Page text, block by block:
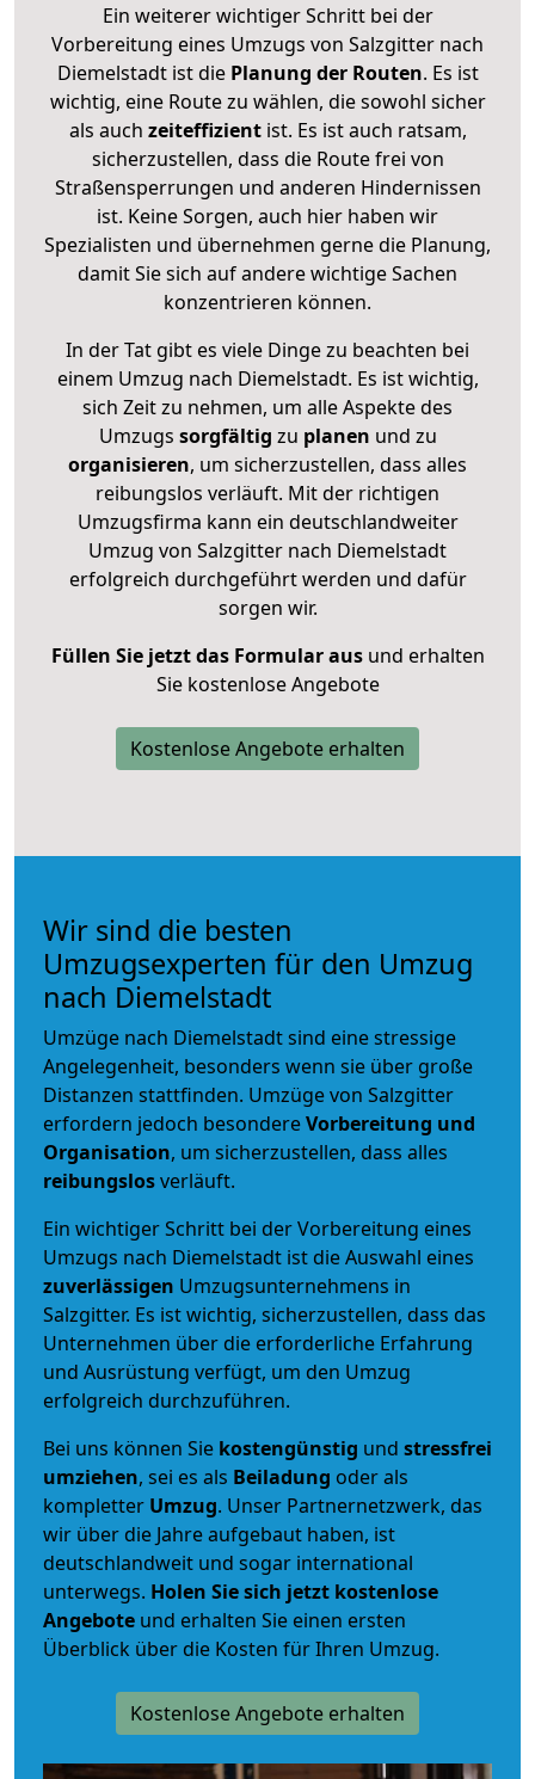
Ein weiterer wichtiger Schritt bei der
Vorbereitung eines Umzugs von Salzgitter nach
Diemelstadt ist diePlanung der Routen. Es ist
wichtig, eine Route zu wählen, die sowohl sicher
als auch zeiteffizientist. Es ist auch ratsam,
sicherzustellen, dass die Route frei von
Straßensperrungen und anderen Hindernissen
ist. Keine Sorgen, auch hier haben wir
Spezialisten und übernehmen gerne die Planung,
damit Sie sich auf andere wichtige Sachen
konzentrieren können.
In der Tat gibt es viele Dinge zu beachten bei
einem Umzug nach Diemelstadt. Es ist wichtig,
sich Zeit zu nehmen, um alle Aspekte des
Umzugs sorgfältig zu planen und zu
organisieren, um sicherzustellen, dass alles
reibungslos verläuft. Mit der richtigen
Umzugsfirma kann ein deutschlandweiter
Umzug von Salzgitter nach Diemelstadt
erfolgreich durchgeführt werden und dafür
sorgen wir.
Füllen Sie jetzt das Formular ausund erhalten
Sie kostenlose Angebote
Kostenlose Angebote erhalten
Wir sind die besten
Umzugsexperten für den Umzug
nach Diemelstadt
Umzüge nach Diemelstadt sind eine stressige
Angelegenheit, besonders wenn sie über große
Distanzen stattfinden. Umzüge von Salzgitter
erfordern jedoch besondereVorbereitung und
Organisation, um sicherzustellen, dass alles
reibungslosverläuft.
Ein wichtiger Schritt bei der Vorbereitung eines
Umzugs nach Diemelstadt ist die Auswahl eines
zuverlässigen Umzugsunternehmens in
Salzgitter. Es ist wichtig, sicherzustellen, dass das
Unternehmen über die erforderliche Erfahrung
und Ausrüstung verfügt, um den Umzug
erfolgreich durchzuführen.
Bei uns können Sie kostengünstig und stressfrei
umziehen, sei es als Beiladung oder als
kompletter Umzug. Unser Partnernetzwerk, das
wir über die Jahre aufgebaut haben, ist
deutschlandweit und sogar international
unterwegs. Holen Sie sich jetzt kostenlose
Angebote und erhalten Sie einen ersten
Überblick über die Kosten für Ihren Umzug.
Kostenlose Angebote erhalten